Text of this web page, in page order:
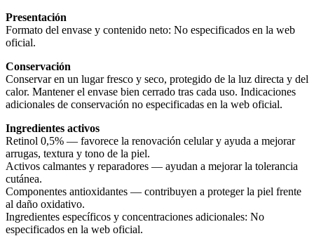
Presentación
Formato del envase y contenido neto: No especificados en la web
oficial.
Conservación
Conservar en un lugar fresco y seco, protegido de la luz directa y del
calor. Mantener el envase bien cerrado tras cada uso. Indicaciones
adicionales de conservación no especificadas en la web oficial.
Ingredientes activos
Retinol 0,5% — favorece la renovación celular y ayuda a mejorar
arrugas, textura y tono de la piel.
Activos calmantes y reparadores — ayudan a mejorar la tolerancia
cutánea.
Componentes antioxidantes — contribuyen a proteger la piel frente
al daño oxidativo.
Ingredientes específicos y concentraciones adicionales: No
especificados en la web oficial.